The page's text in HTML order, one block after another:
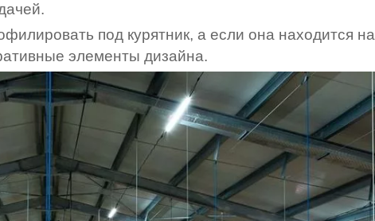
под курятник, а если она находится на
элементы дизайна.